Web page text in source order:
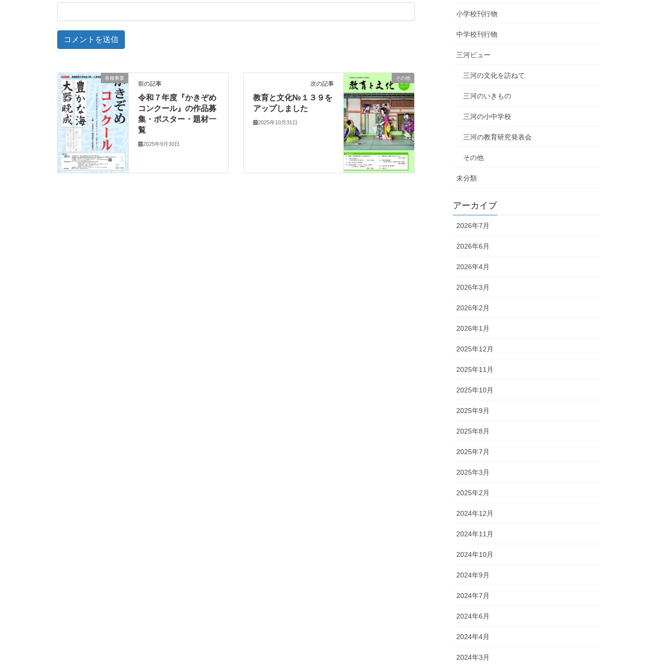
各種事業
前の記事
令和７年度『かきぞめ
コンクール』の作品募
集・ポスター・題材一
覧
2025年9月30日
その他
次の記事
教育と文化№１３９を
アップしました
2025年10月31日
小学校刊行物
中学校刊行物
三河ビュー
三河の文化を訪ねて
三河のいきもの
三河の小中学校
三河の教育研究発表会
その他
未分類
アーカイブ
2026年7月
2026年6月
2026年4月
2026年3月
2026年2月
2026年1月
2025年12月
2025年11月
2025年10月
2025年9月
2025年8月
2025年7月
2025年3月
2025年2月
2024年12月
2024年11月
2024年10月
2024年9月
2024年7月
2024年6月
2024年4月
2024年3月